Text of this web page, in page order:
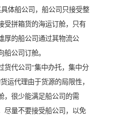
体船公司，船公司只接受整
受拼箱货的海运订舱，只有
厚的船公司通过其物流公
公司订舱。
货代公司“集中办托，集中分
运代理由于货源的局限性，
，很少能满足船公司的需
尽量不要接受船公司，以免